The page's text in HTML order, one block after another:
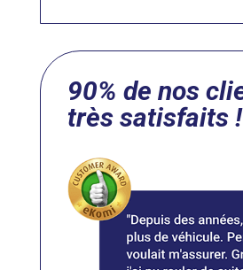
très satisfaits !